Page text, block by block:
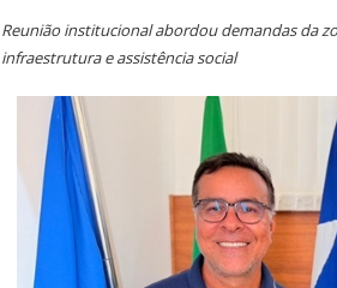
Reunião institucional abordou demandas da
infraestrutura e assistência social